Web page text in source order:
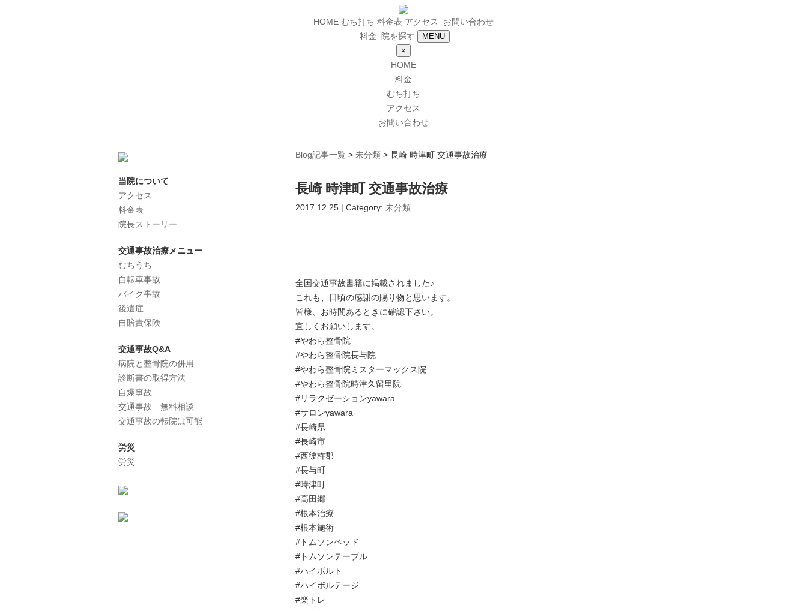
HOME むち打ち 料金表 アクセス
お問い合わせ
料金
院を探す
MENU
×
HOME
料金
むち打ち
アクセス
お問い合わせ
Blog記事一覧 > 未分類 > 長崎 時津町 交通事故治療
長崎 時津町 交通事故治療
2017.12.25 | Category: 未分類
全国交通事故書籍に掲載されました♪
これも、日頃の感謝の賜り物と思います。
皆様、お時間あるときに確認下さい。
宜しくお願いします。
#やわら整骨院
#やわら整骨院長与院
#やわら整骨院ミスターマックス院
#やわら整骨院時津久留里院
#リラクゼーションyawara
#サロンyawara
#長崎県
#長崎市
#西彼杵郡
#長与町
#時津町
#高田郷
#根本治療
#根本施術
#トムソンベッド
#トムソンテーブル
#ハイボルト
#ハイボルテージ
#楽トレ
当院について
アクセス
料金表
院長ストーリー
交通事故治療メニュー
むちうち
自転車事故
バイク事故
後遺症
自賠責保険
交通事故Q&A
病院と整骨院の併用
診断書の取得方法
自爆事故
交通事故 無料相談
交通事故の転院は可能
労災
労災